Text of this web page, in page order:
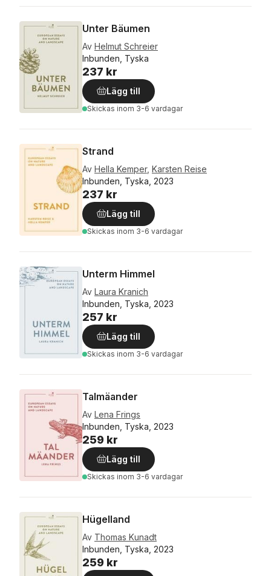
Unter Bäumen
Av Helmut Schreier
Inbunden, Tyska
237 kr
Lägg till
Skickas inom 3-6 vardagar
Strand
Av Hella Kemper, Karsten Reise
Inbunden, Tyska, 2023
237 kr
Lägg till
Skickas inom 3-6 vardagar
Unterm Himmel
Av Laura Kranich
Inbunden, Tyska, 2023
257 kr
Lägg till
Skickas inom 3-6 vardagar
Talmäander
Av Lena Frings
Inbunden, Tyska, 2023
259 kr
Lägg till
Skickas inom 3-6 vardagar
Hügelland
Av Thomas Kunadt
Inbunden, Tyska, 2023
259 kr